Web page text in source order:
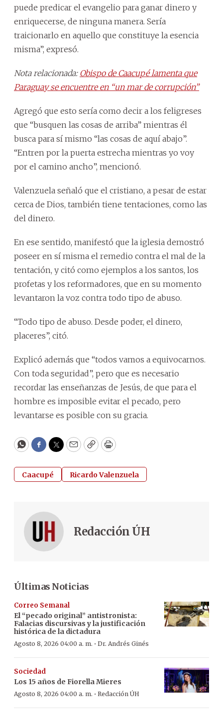
puede predicar el evangelio para ganar dinero y
enriquecerse, de ninguna manera. Sería
traicionarlo en aquello que constituye la esencia
misma”, expresó.
Nota relacionada: Obispo de Caacupé lamenta que
Paraguay se encuentre en “un mar de corrupción”
Agregó que esto sería como decir a los feligreses
que “busquen las cosas de arriba” mientras él
busca para sí mismo “las cosas de aquí abajo”.
“Entren por la puerta estrecha mientras yo voy
por el camino ancho”, mencionó.
Valenzuela señaló que el cristiano, a pesar de estar
cerca de Dios, también tiene tentaciones, como las
del dinero.
En ese sentido, manifestó que la iglesia demostró
poseer en sí misma el remedio contra el mal de la
tentación, y citó como ejemplos a los santos, los
profetas y los reformadores, que en su momento
levantaron la voz contra todo tipo de abuso.
“Todo tipo de abuso. Desde poder, el dinero,
placeres”, citó.
Explicó además que “todos vamos a equivocarnos.
Con toda seguridad”, pero que es necesario
recordar las enseñanzas de Jesús, de que para el
hombre es imposible evitar el pecado, pero
levantarse es posible con su gracia.
WhatsApp
Facebook
Twitter
EmailCopyPrint
Caacupé Ricardo Valenzuela
Redacción ÚH
Últimas Noticias
Correo Semanal
El “pecado original” antistronista:
Falacias discursivas y la justificación
histórica de la dictadura
Agosto 8, 2026 04:00 a. m. · Dr. Andrés Ginés
Sociedad
Los 15 años de Fiorella Mieres
Agosto 8, 2026 04:00 a. m. · Redacción ÚH